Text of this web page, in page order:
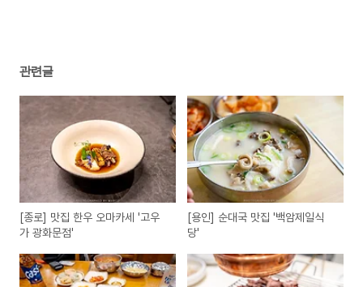
관련글
[종로] 맛집 한우 오마카세 '고우
가 광화문점'
[용인] 순대국 맛집 '백암제일식
당'